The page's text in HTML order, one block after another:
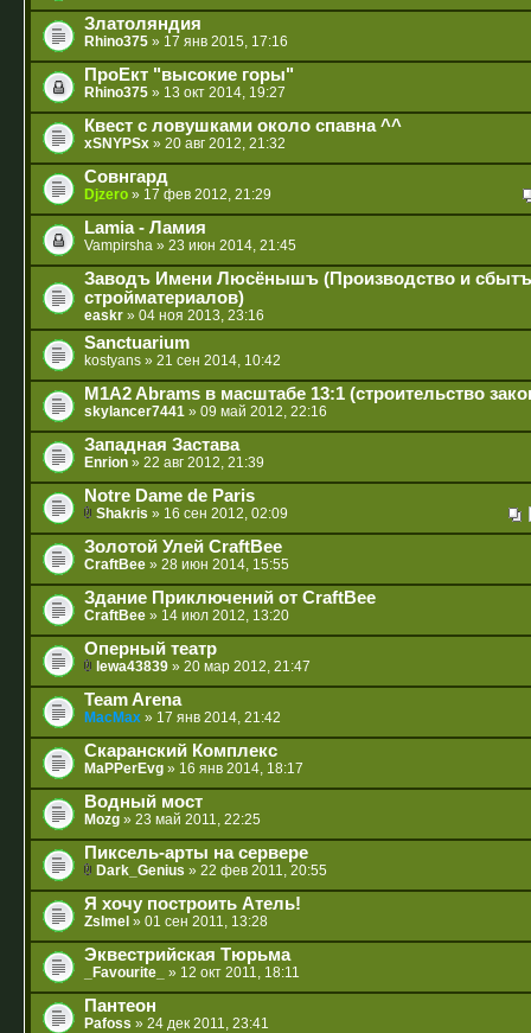
Златоляндия
Rhino375 » 17 янв 2015, 17:16
ПроЕкт "высокие горы"
Rhino375 » 13 окт 2014, 19:27
Квест с ловушками около спавна ^^
xSNYPSx » 20 авг 2012, 21:32
Совнгард
Djzero » 17 фев 2012, 21:29
Lamia - Ламия
Vampirsha » 23 июн 2014, 21:45
Заводъ Имени Люсёнышъ (Производство и сбытъ
стройматериалов)
easkr » 04 ноя 2013, 23:16
Sanctuarium
kostyans » 21 сен 2014, 10:42
M1A2 Abrams в масштабе 13:1 (строительство
skylancer7441 » 09 май 2012, 22:16
Западная Застава
Enrion » 22 авг 2012, 21:39
Notre Dame de Paris
Shakris » 16 сен 2012, 02:09
Золотой Улей CraftBee
CraftBee » 28 июн 2014, 15:55
Здание Приключений от CraftBee
CraftBee » 14 июл 2012, 13:20
Оперный театр
lewa43839 » 20 мар 2012, 21:47
Team Arena
MacMax » 17 янв 2014, 21:42
Скаранский Комплекс
MaPPerEvg » 16 янв 2014, 18:17
Водный мост
Mozg » 23 май 2011, 22:25
Пиксель-арты на сервере
Dark_Genius » 22 фев 2011, 20:55
Я хочу построить Атель!
Zslmel » 01 сен 2011, 13:28
Эквестрийская Тюрьма
_Favourite_ » 12 окт 2011, 18:11
Пантеон
Pafoss » 24 дек 2011, 23:41